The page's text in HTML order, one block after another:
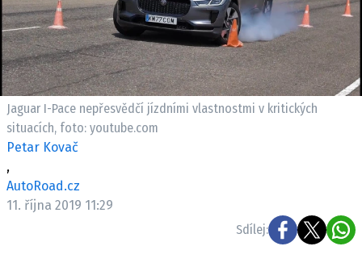
EKONOMIKA
ČESKÝ TRH
TUNING
PROFI
ELEKTRO
Jaguar I-Pace nepřesvědčí jízdními vlastnostmi v kritických
situacích, foto: youtube.com
Petar Kovač
,
AutoRoad.cz
11. října 2019 11:29
Sdílej: